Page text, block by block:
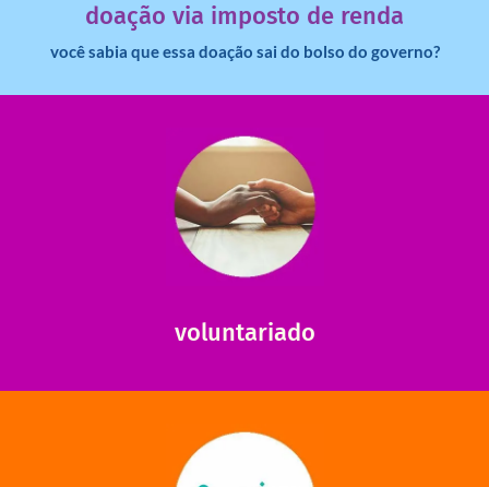
doação via imposto de renda
você sabia que essa doação sai do bolso do governo?
voluntariado
ajudar com certos assuntos. Entre em contato conosco e
saiba como nos ajudar.
saiba mais